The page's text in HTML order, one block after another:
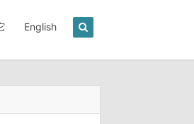
English